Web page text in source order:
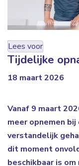
Lees voor
Tijdelijke
18 maart 2026
Vanaf 9 maart
meer opnemen
verstandelijk
dit moment
beschikbaar is